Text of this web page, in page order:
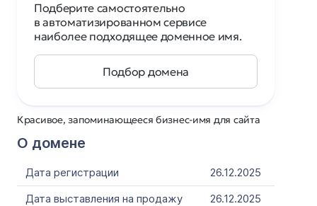
Красивое, запоминающееся бизнес-имя для сайта
О домене
Дата регистрации
26.12.2025
Дата выставления на продажу
26.12.2025
Подберите самостоятельно
в автоматизированном сервисе
наиболее подходящее доменное имя.
Подбор домена